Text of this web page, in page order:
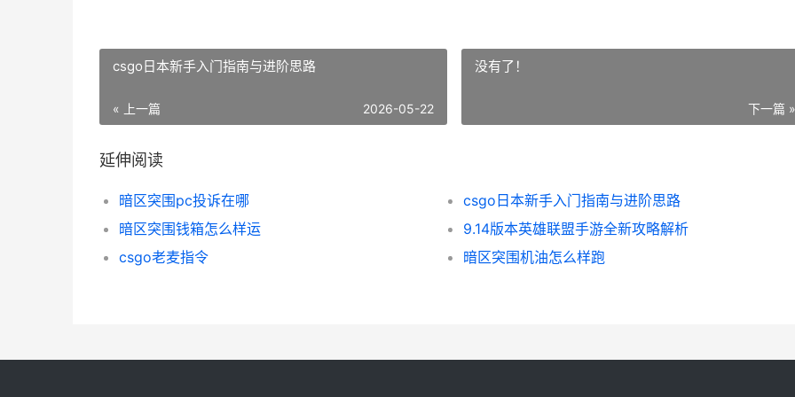
csgo日本新手入门指南与进阶思路
« 上一篇 2026-05-22
没有了！
下一篇 »
延伸阅读
暗区突围pc投诉在哪
csgo日本新手入门指南与进阶思路
暗区突围钱箱怎么样运
9.14版本英雄联盟手游全新攻略解析
csgo老麦指令
暗区突围机油怎么样跑